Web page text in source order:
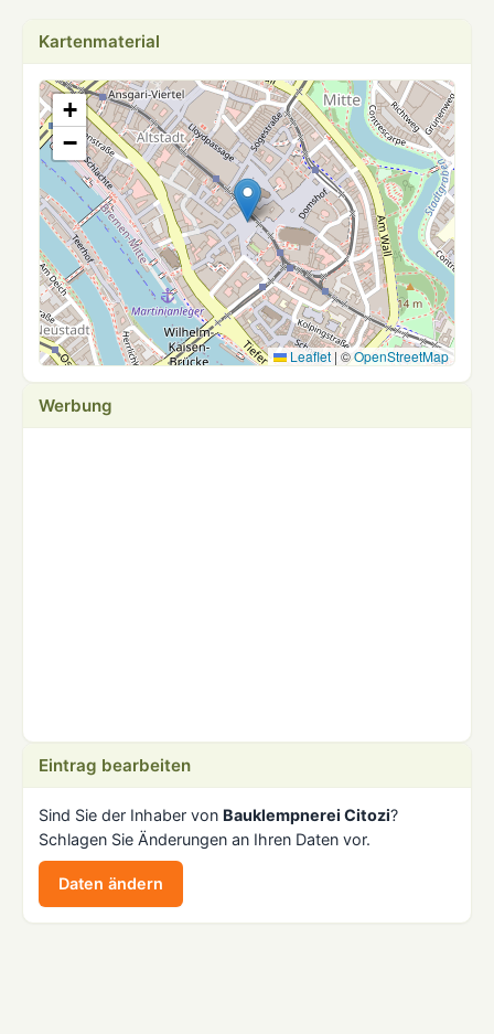
Kartenmaterial
+
−
Leaflet | ©OpenStreetMap
Werbung
Eintrag bearbeiten
Sind Sie der Inhaber von Bauklempnerei Citozi?
Schlagen Sie Änderungen an Ihren Daten vor.
Daten ändern